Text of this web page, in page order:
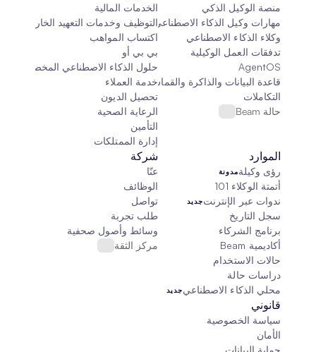
منصة الوكيل الذكي
مهارات وكيل الذكاء الاصطناعي
وكلاء الذكاء الاصطناعي
تدفقات العمل الوكيلية
AgentOS
قاعدة البيانات والذاكرة والقماش
التكاملات
حالة Beam
الخدمات المالية
التوظيف وخدمات التعهيد الخارجي
اكتساب المواهب
بي بي أو
حلول الذكاء الاصطناعي المخصصة
خدمة العملاء
تحصيل الديون
الرعاية الصحية
التأمين
إدارة الممتلكات
الموارد
رؤى وكيلةمدونة
أتمتة الوكلاء 101
ندوات عبر الإنترنتجديد
سجل التاريخ
برنامج الشركاء
أكاديمية Beam
حالات الاستخدام
دراسات حالة
محلي الذكاء الاصطناعيجديد
شركة
عنّا
الوظائف
تواصل
طلب تجربة
وسائط وأصول صحفية
مركز الثقة
قانوني
سياسة الخصوصية
الأمان
حماية البيانات